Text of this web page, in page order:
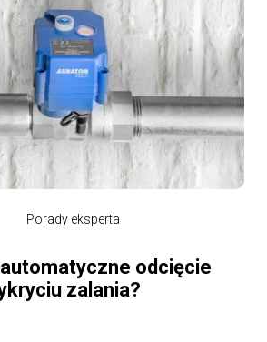
Porady eksperta
automatyczne odcięcie
zalania?